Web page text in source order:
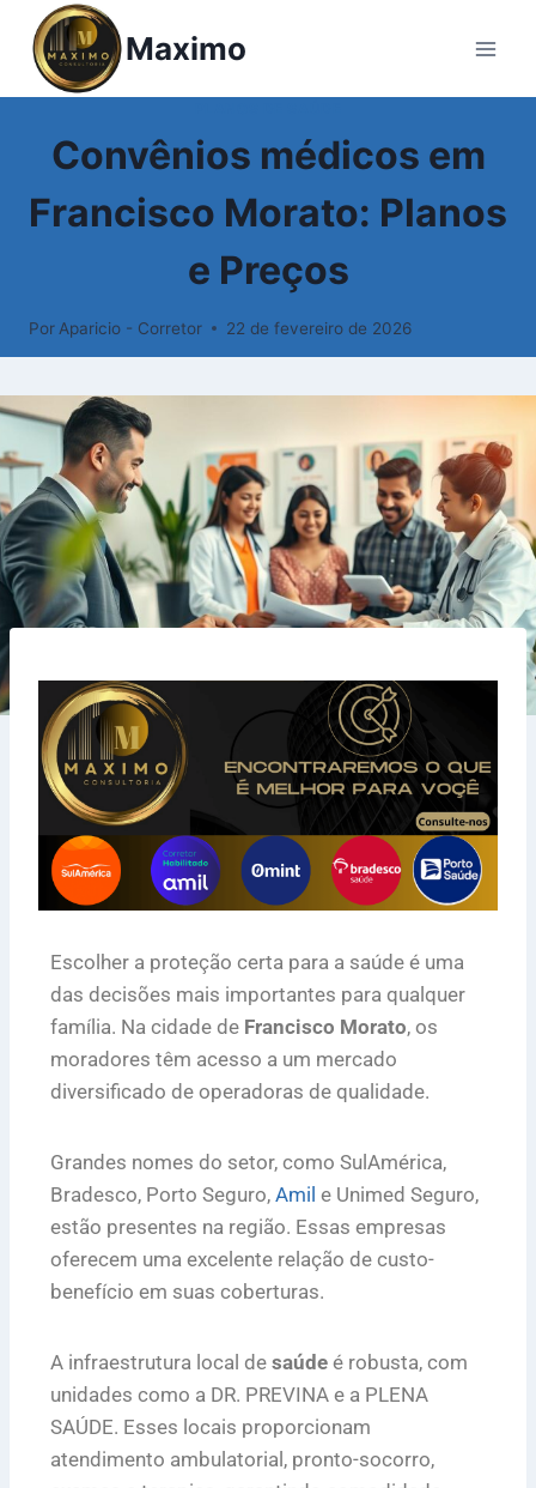
Maximo
Convênios médicos em
Francisco Morato: Planos
e Preços
Por Aparicio - Corretor 22 de fevereiro de 2026
Escolher a proteção certa para a saúde é uma
das decisões mais importantes para qualquer
família. Na cidade de Francisco Morato, os
moradores têm acesso a um mercado
diversificado de operadoras de qualidade.
Grandes nomes do setor, como SulAmérica,
Bradesco, Porto Seguro, Amil e Unimed Seguro,
estão presentes na região. Essas empresas
oferecem uma excelente relação de custo-
benefício em suas coberturas.
A infraestrutura local de saúde é robusta, com
unidades como a DR. PREVINA e a PLENA
SAÚDE. Esses locais proporcionam
atendimento ambulatorial, pronto-socorro,